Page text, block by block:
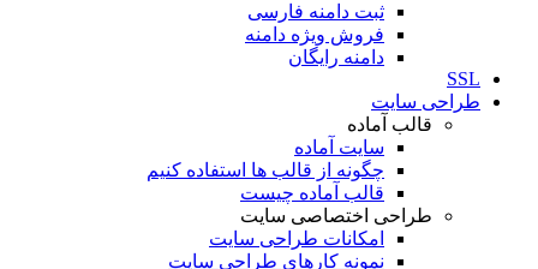
ثبت دامنه فارسی
فروش ویژه دامنه
دامنه رایگان
SSL
طراحی سايت
قالب آماده
سایت آماده
چگونه از قالب ها استفاده کنیم
قالب آماده چیست
طراحی اختصاصی سایت
امکانات طراحی سایت
نمونه کارهای طراحی سایت